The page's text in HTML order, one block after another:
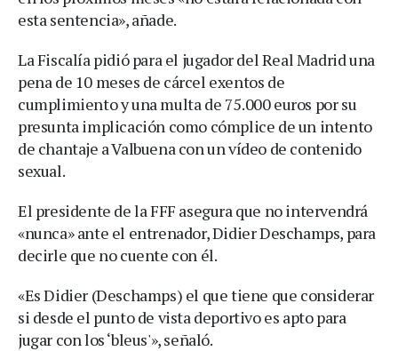
esta sentencia», añade.
La Fiscalía pidió para el jugador del Real Madrid una
pena de 10 meses de cárcel exentos de
cumplimiento y una multa de 75.000 euros por su
presunta implicación como cómplice de un intento
de chantaje a Valbuena con un vídeo de contenido
sexual.
El presidente de la FFF asegura que no intervendrá
«nunca» ante el entrenador, Didier Deschamps, para
decirle que no cuente con él.
«Es Didier (Deschamps) el que tiene que considerar
si desde el punto de vista deportivo es apto para
jugar con los ‘bleus'», señaló.